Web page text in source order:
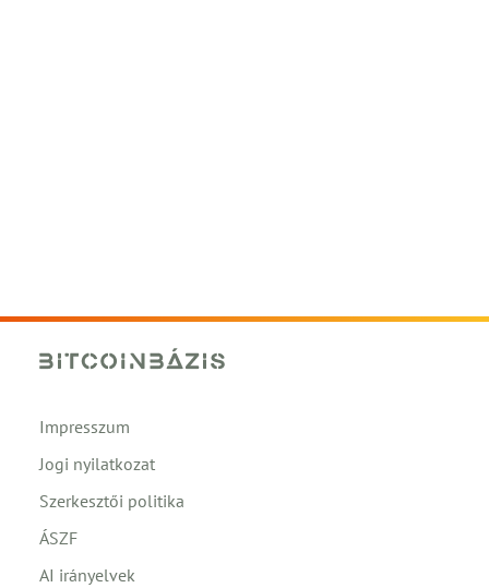
Impresszum
Jogi nyilatkozat
Szerkesztői politika
ÁSZF
AI irányelvek